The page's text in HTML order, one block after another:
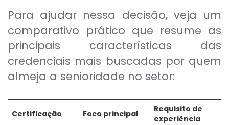
Para ajudar nessa decisão, veja um
comparativo prático que resume as
principais características das
credenciais mais buscadas por quem
almeja a senioridade no setor:
Certificação Foco principal
Requisito de
experiência